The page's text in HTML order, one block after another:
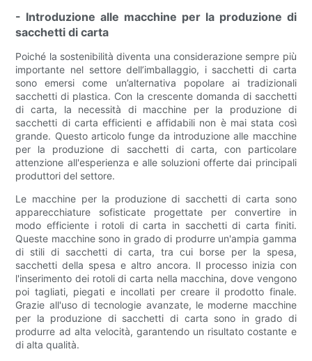
- Introduzione alle macchine per la produzione di
sacchetti di carta
Poiché la sostenibilità diventa una considerazione sempre più
importante nel settore dell’imballaggio, i sacchetti di carta
sono emersi come un’alternativa popolare ai tradizionali
sacchetti di plastica. Con la crescente domanda di sacchetti
di carta, la necessità di macchine per la produzione di
sacchetti di carta efficienti e affidabili non è mai stata così
grande. Questo articolo funge da introduzione alle macchine
per la produzione di sacchetti di carta, con particolare
attenzione all'esperienza e alle soluzioni offerte dai principali
produttori del settore.
Le macchine per la produzione di sacchetti di carta sono
apparecchiature sofisticate progettate per convertire in
modo efficiente i rotoli di carta in sacchetti di carta finiti.
Queste macchine sono in grado di produrre un'ampia gamma
di stili di sacchetti di carta, tra cui borse per la spesa,
sacchetti della spesa e altro ancora. Il processo inizia con
l'inserimento dei rotoli di carta nella macchina, dove vengono
poi tagliati, piegati e incollati per creare il prodotto finale.
Grazie all'uso di tecnologie avanzate, le moderne macchine
per la produzione di sacchetti di carta sono in grado di
produrre ad alta velocità, garantendo un risultato costante e
di alta qualità.